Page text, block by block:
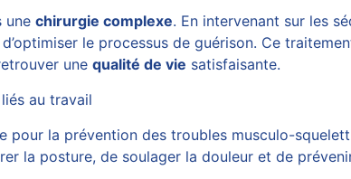
unechirurgie complexe. En intervenant sur les
le processus de guérison. Ce
unequalité de vie satisfaisante.
au travail
pour la prévention des troubles musculo-
la posture, de soulager la douleur et de